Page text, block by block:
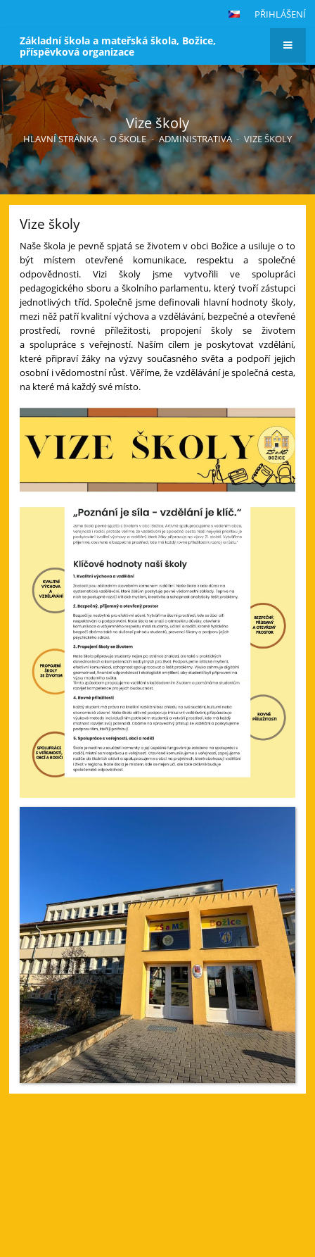
PŘIHLÁŠENÍ
Základní škola a mateřská škola, Božice,
příspěvková organizace
Vize školy
HLAVNÍ STRÁNKA - O ŠKOLE - ADMINISTRATIVA - VIZE ŠKOLY
Vize školy
Naše škola je pevně spjatá se životem v obci Božice a usiluje o to
být místem otevřené komunikace, respektu a společné
odpovědnosti. Vizi školy jsme vytvořili ve spolupráci
pedagogického sboru a školního parlamentu, který tvoří zástupci
jednotlivých tříd. Společně jsme definovali hlavní hodnoty školy,
mezi něž patří kvalitní výchova a vzdělávání, bezpečné a otevřené
prostředí, rovné příležitosti, propojení školy se životem
a spolupráce s veřejností. Naším cílem je poskytovat vzdělání,
které připraví žáky na výzvy současného světa a podpoří jejich
osobní i vědomostní růst. Věříme, že vzdělávání je společná cesta,
na které má každý své místo.